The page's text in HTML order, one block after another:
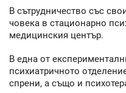
В сътрудничество със
човека в стационарно
медицинския център.
В една от
психиатричното
спрени, а също и